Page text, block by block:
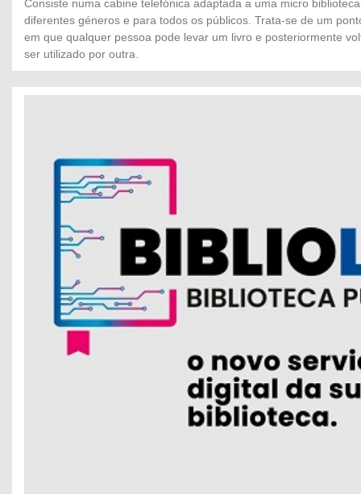
Consiste numa cabine telefónica adaptada a uma micro
diferentes géneros e para todos os públicos. Trata-se de um
em que qualquer pessoa pode levar um livro e posteriormente
ser utilizado por outra.